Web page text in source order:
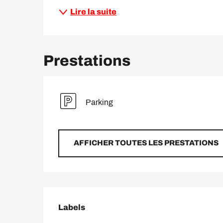
Lire la suite
Prestations
Parking
AFFICHER TOUTES LES PRESTATIONS
Offres de
Labels
Labels